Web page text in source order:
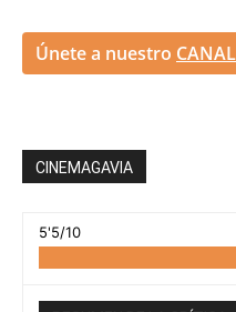
Únete a nuestro
CINEMAGAVIA
5'5/10